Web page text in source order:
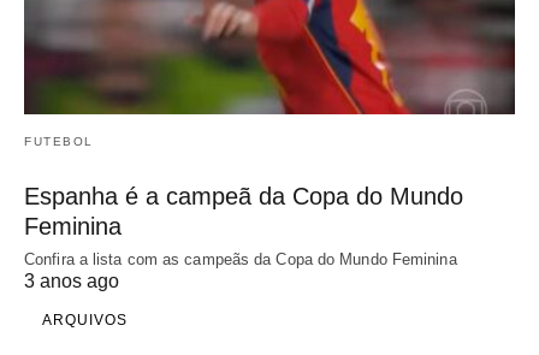
FUTEBOL
Espanha é a campeã da Copa do Mundo
Feminina
Confira a lista com as campeãs da Copa do Mundo Feminina
3 anos ago
ARQUIVOS